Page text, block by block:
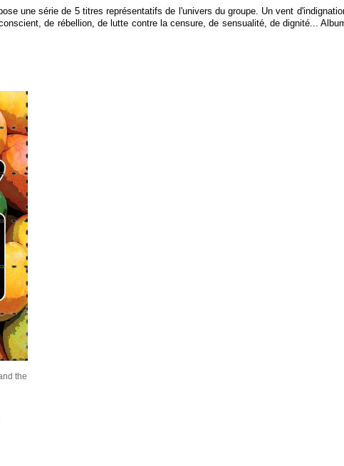
une série de 5 titres représentatifs de l'univers du groupe. Un vent
de rébellion, de lutte contre la censure, de sensualité, de dignité...
the